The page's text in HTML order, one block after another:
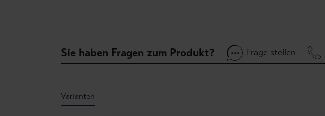
Sie haben Fragen zum Produkt? Frage stellen
Varianten